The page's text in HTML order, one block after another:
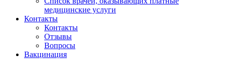
медицинские услуги
Контакты
Контакты
Отзывы
Вопросы
Вакцинация